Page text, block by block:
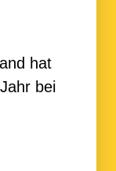
hat
bei